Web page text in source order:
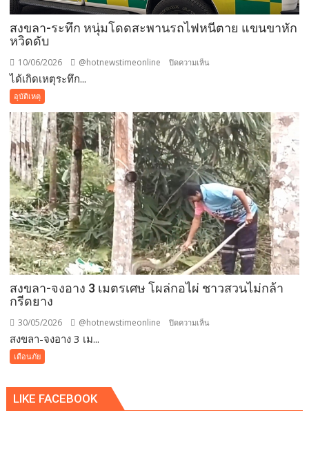
ต้น
ทำ
ร้อน
หนัก
ไฟฟ้า
ดับ
กว่า
200
ครัว
เรือน
สงขลา-ระทึก หนุ่มโดดสะพานรถไฟหนีตาย แขนขาหัก
หวิดดับ
10/06/2026 @hotnewstimeonline ปิดความเห็น
โดด
สะพาน
รถไฟ
หนี
ตาย
แขน
ขา
หัก
หวิด
ดับ
ได้เกิดเหตุระทึก...
อุบัติเหตุ
สงขลา-จงอาง 3 เมตรเศษ โผล่กอไผ่ ชาวสวนไม่กล้า
กรีดยาง
30/05/2026 @hotnewstimeonline ปิดความเห็น
โผล่
สงขลา-จงอาง 3 เม...
เตือนภัย
LIKE FACEBOOK